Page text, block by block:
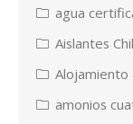
agua
Aislantes
Alojamiento
amonios